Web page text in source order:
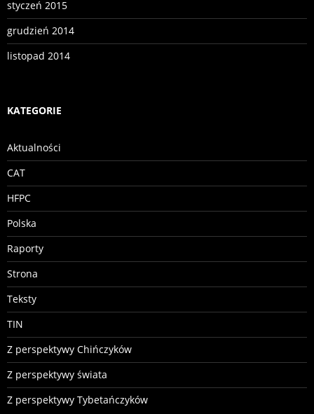
styczeń 2015
grudzień 2014
listopad 2014
KATEGORIE
Aktualności
CAT
HFPC
Polska
Raporty
Strona
Teksty
TIN
Z perspektywy Chińczyków
Z perspektywy świata
Z perspektywy Tybetańczyków